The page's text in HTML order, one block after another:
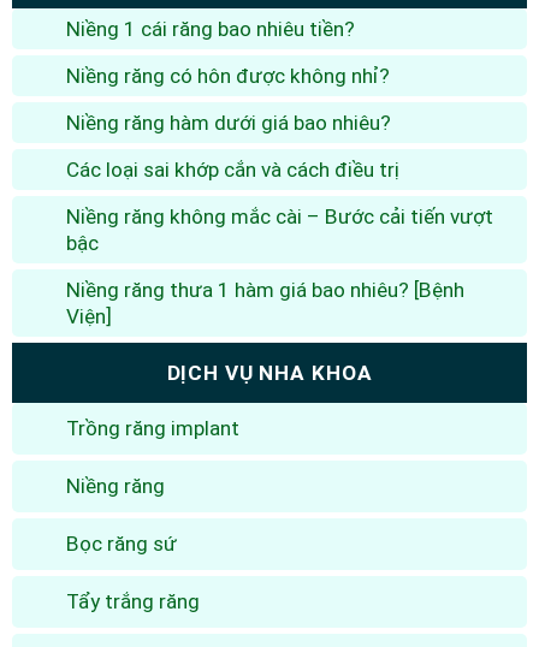
Niềng 1 cái răng bao nhiêu tiền?
Niềng răng có hôn được không nhỉ?
Niềng răng hàm dưới giá bao nhiêu?
Các loại sai khớp cắn và cách điều trị
Niềng răng không mắc cài – Bước cải tiến vượt
bậc
Niềng răng thưa 1 hàm giá bao nhiêu? [Bệnh
Viện]
DỊCH VỤ NHA KHOA
Trồng răng implant
Niềng răng
Bọc răng sứ
Tẩy trắng răng